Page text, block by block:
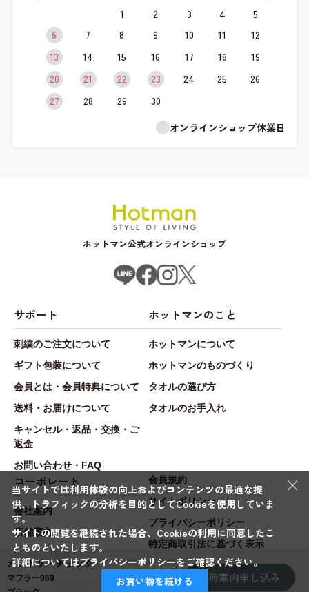
カントリーチェック
マフラー969
入荷案内申し込み
1 2 3 4
5
6
7 8 9 10 11
12
13
14 15 16 17 18
19
20
21 22 23 24 25
26
27
28 29
30
オンラインショップ休業日
ホットマン公式オンラインショップ
サポート
刺繍のご注文について
ギフト包装について
会員とは・会員特典について
送料・お届けについて
キャンセル・返品・交換・ご
返金
お問い合わせ・FAQ
ホットマンのこと
ホットマンについて
ホットマンのものづくり
タオルの選び方
タオルのお手入れ
コーポレート
会社案内
店舗案内
法人のお客様へ
会員規約
サイトポリシー
プライバシーポリシー
特定商取引法に基づく表示
Copyright © Hotman.Co.,Ltd. All rights reserved.
×
当サイトでは利用体験の向上およびコンテンツの最適な提
供、トラフィックの分析を目的としてCookieを使用していま
す。
サイトの閲覧を継続された場合、Cookieの利用に同意したこ
とものといたします。
詳細についてはプライバシーポリシーをご確認ください。
お買い物を続ける